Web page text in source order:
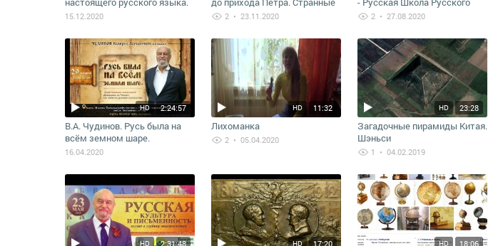
15.12.2020
тоннели СКРЫТЫЕ ФАКТЫ О
2 • 23.11.2020
Языка. Виталий Сундаков
2 • 27.08.2020
2:24:57
HD
В.А. Чудинов. Русь была на
всём земном шаре.
29.10.2016
16.04.2020
11:32
HD
Лихоманка
2 • 05.04.2020
23:28
HD
Загадочные пирамиды Китая.
Шэньси
1 • 04.02.2019
2:31:48
HD 17:20
HD 18:06
HD